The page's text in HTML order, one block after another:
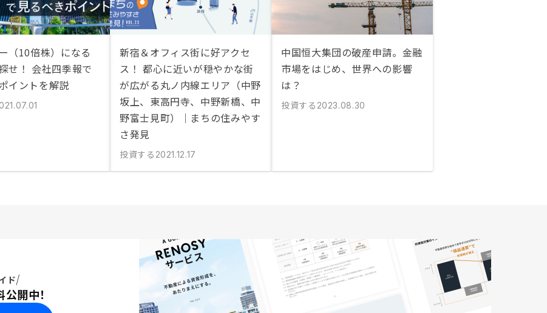
（10倍株）になる
せ！ 会社四季報で
イントを解説
新宿＆オフィス街に好アクセ
ス！ 都心に近いが穏やかな街
が広がる丸ノ内線エリア（中野
坂上、東高円寺、中野新橋、中
野富士見町）｜まちの住みやす
さ発見
投資する 2021.12.17
中国恒大集団の破産申請。金融
市場をはじめ、世界への影響
は？
投資する 2023.08.30
ド
開中！